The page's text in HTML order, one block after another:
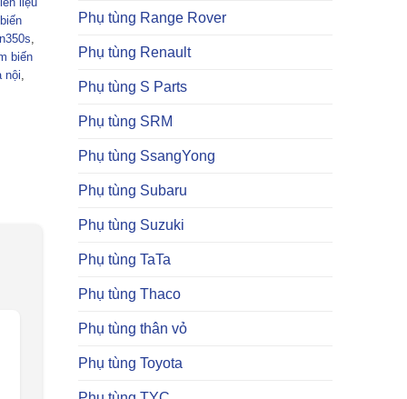
Phụ tùng Range Rover
Phụ tùng Renault
Phụ tùng S Parts
Phụ tùng SRM
Phụ tùng SsangYong
Phụ tùng Subaru
Phụ tùng Suzuki
Phụ tùng TaTa
Phụ tùng Thaco
Phụ tùng thân vỏ
Phụ tùng Toyota
biến
nội